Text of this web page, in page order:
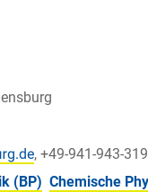
, +49-941-943-
(BP) Chemische